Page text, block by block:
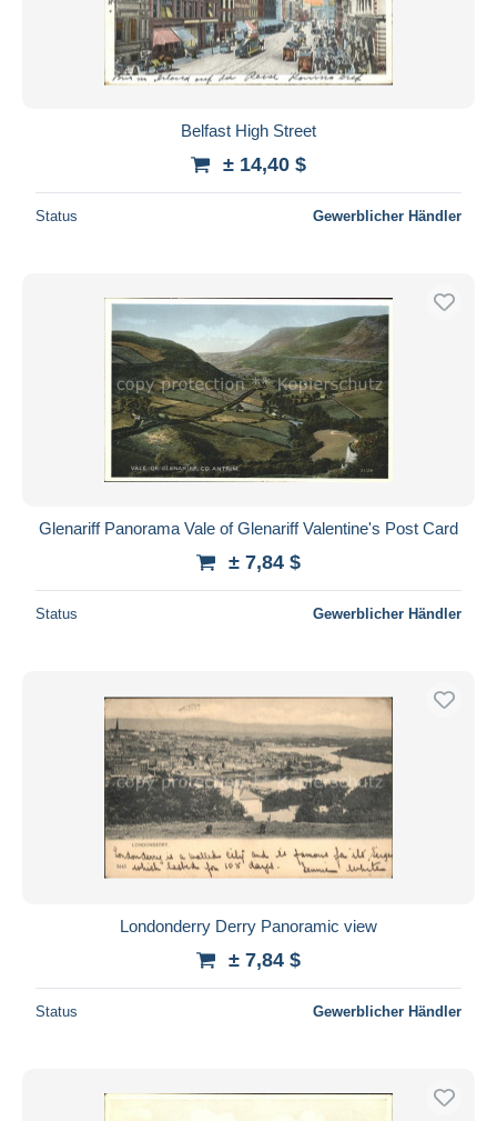
Belfast High Street
± 14,40 $
Status Gewerblicher Händler
Glenariff Panorama Vale of Glenariff Valentine's Post Card
± 7,84 $
Status Gewerblicher Händler
Londonderry Derry Panoramic view
± 7,84 $
Status Gewerblicher Händler